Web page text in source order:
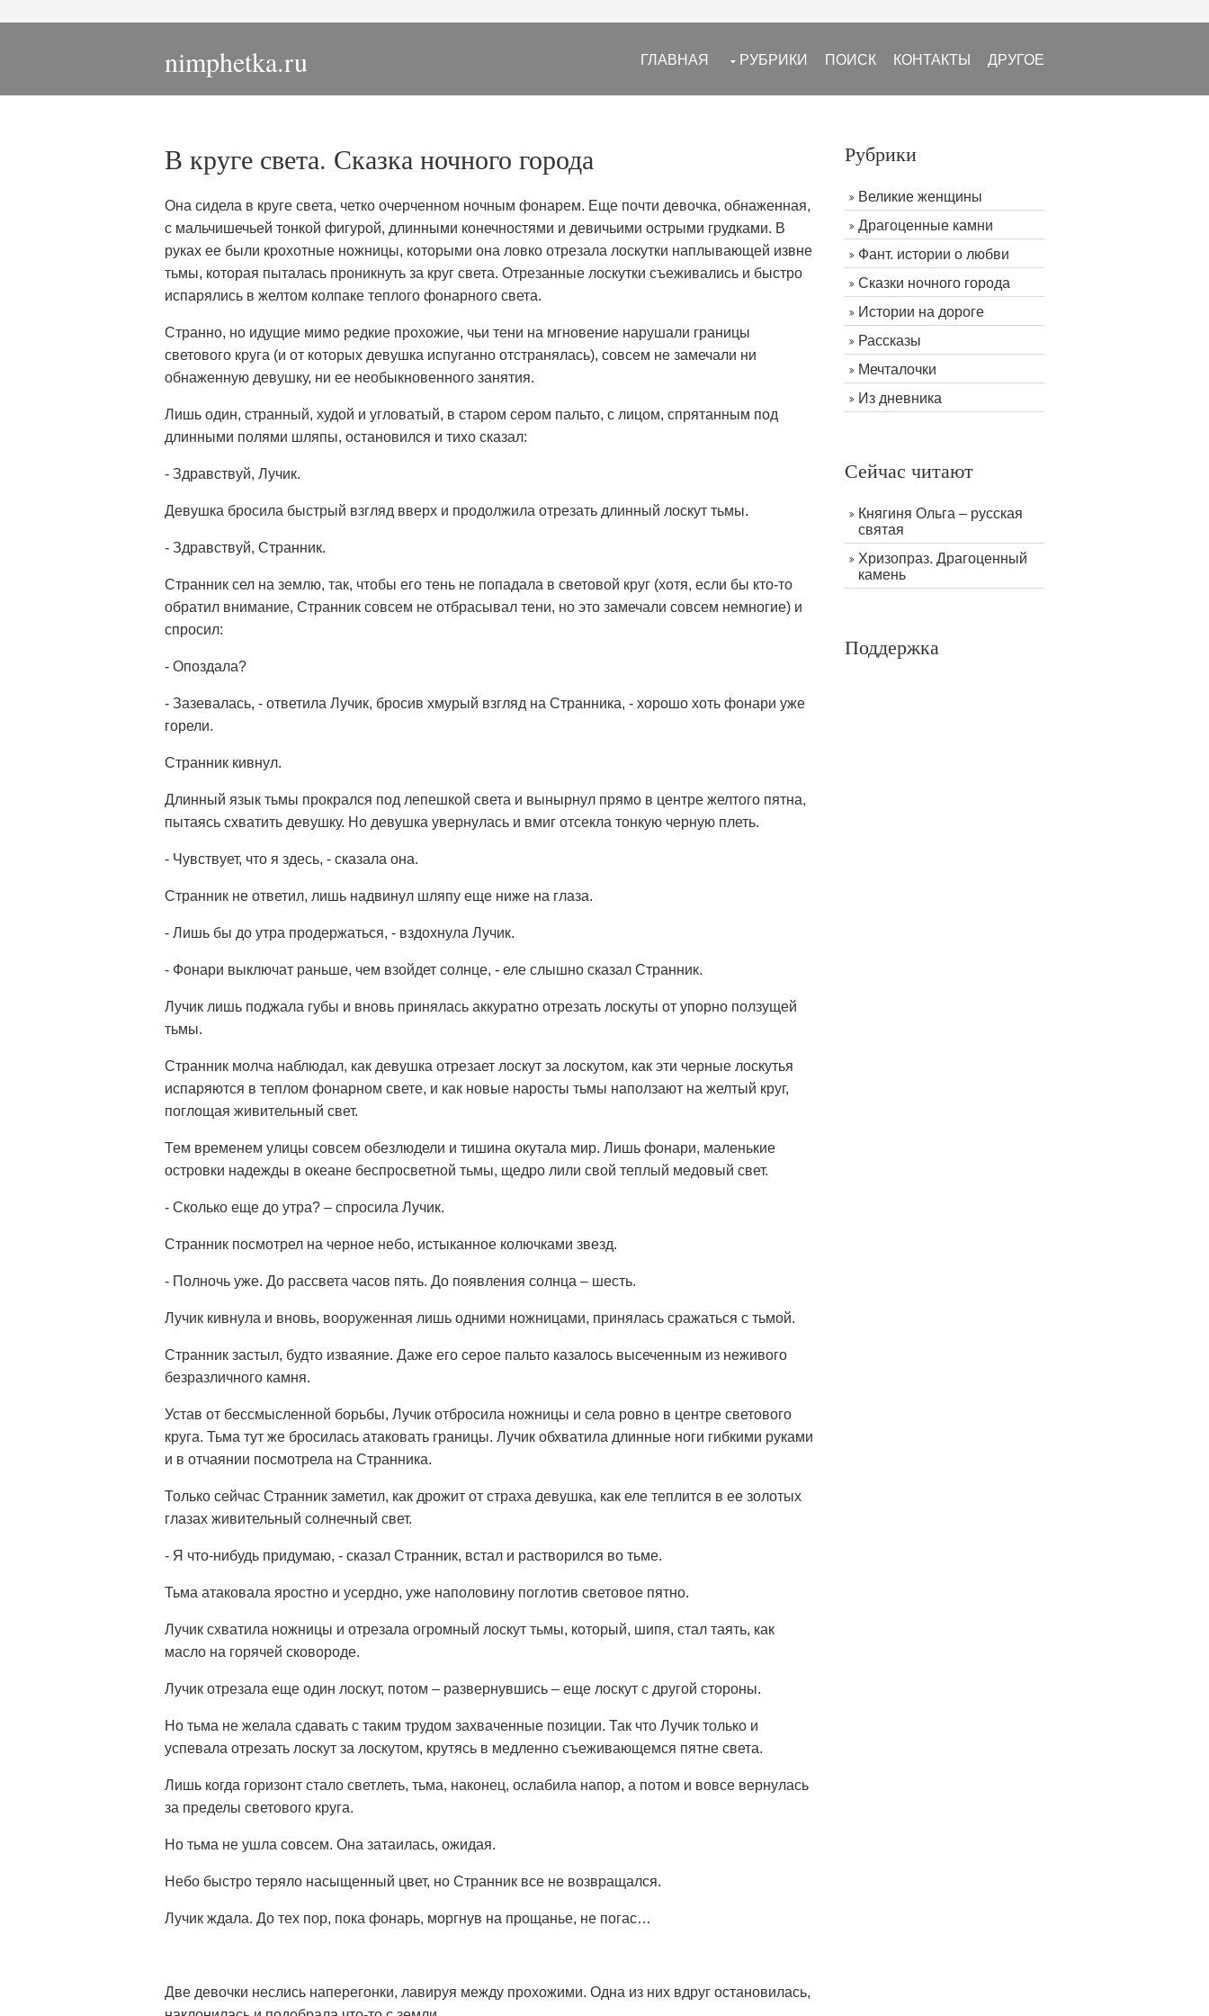
nimphetka.ru ГЛАВНАЯ РУБРИКИ ПОИСК КОНТАКТЫ ДРУГОЕ
В круге света. Сказка ночного города
Она сидела в круге света, четко очерченном ночным фонарем. Еще почти девочка, обнаженная,
с мальчишечьей тонкой фигурой, длинными конечностями и девичьими острыми грудками. В
руках ее были крохотные ножницы, которыми она ловко отрезала лоскутки наплывающей извне
тьмы, которая пыталась проникнуть за круг света. Отрезанные лоскутки съеживались и быстро
испарялись в желтом колпаке теплого фонарного света.
Странно, но идущие мимо редкие прохожие, чьи тени на мгновение нарушали границы
светового круга (и от которых девушка испуганно отстранялась), совсем не замечали ни
обнаженную девушку, ни ее необыкновенного занятия.
Лишь один, странный, худой и угловатый, в старом сером пальто, с лицом, спрятанным под
длинными полями шляпы, остановился и тихо сказал:
- Здравствуй, Лучик.
Девушка бросила быстрый взгляд вверх и продолжила отрезать длинный лоскут тьмы.
- Здравствуй, Странник.
Странник сел на землю, так, чтобы его тень не попадала в световой круг (хотя, если бы кто-то
обратил внимание, Странник совсем не отбрасывал тени, но это замечали совсем немногие) и
спросил:
- Опоздала?
- Зазевалась, - ответила Лучик, бросив хмурый взгляд на Странника, - хорошо хоть фонари уже
горели.
Странник кивнул.
Длинный язык тьмы прокрался под лепешкой света и вынырнул прямо в центре желтого пятна,
пытаясь схватить девушку. Но девушка увернулась и вмиг отсекла тонкую черную плеть.
- Чувствует, что я здесь, - сказала она.
Странник не ответил, лишь надвинул шляпу еще ниже на глаза.
- Лишь бы до утра продержаться, - вздохнула Лучик.
- Фонари выключат раньше, чем взойдет солнце, - еле слышно сказал Странник.
Лучик лишь поджала губы и вновь принялась аккуратно отрезать лоскуты от упорно ползущей
тьмы.
Странник молча наблюдал, как девушка отрезает лоскут за лоскутом, как эти черные лоскутья
испаряются в теплом фонарном свете, и как новые наросты тьмы наползают на желтый круг,
поглощая живительный свет.
Тем временем улицы совсем обезлюдели и тишина окутала мир. Лишь фонари, маленькие
островки надежды в океане беспросветной тьмы, щедро лили свой теплый медовый свет.
- Сколько еще до утра? – спросила Лучик.
Странник посмотрел на черное небо, истыканное колючками звезд.
- Полночь уже. До рассвета часов пять. До появления солнца – шесть.
Лучик кивнула и вновь, вооруженная лишь одними ножницами, принялась сражаться с тьмой.
Странник застыл, будто изваяние. Даже его серое пальто казалось высеченным из неживого
безразличного камня.
Устав от бессмысленной борьбы, Лучик отбросила ножницы и села ровно в центре светового
круга. Тьма тут же бросилась атаковать границы. Лучик обхватила длинные ноги гибкими руками
и в отчаянии посмотрела на Странника.
Только сейчас Странник заметил, как дрожит от страха девушка, как еле теплится в ее золотых
глазах живительный солнечный свет.
- Я что-нибудь придумаю, - сказал Странник, встал и растворился во тьме.
Тьма атаковала яростно и усердно, уже наполовину поглотив световое пятно.
Лучик схватила ножницы и отрезала огромный лоскут тьмы, который, шипя, стал таять, как
масло на горячей сковороде.
Лучик отрезала еще один лоскут, потом – развернувшись – еще лоскут с другой стороны.
Но тьма не желала сдавать с таким трудом захваченные позиции. Так что Лучик только и
успевала отрезать лоскут за лоскутом, крутясь в медленно съеживающемся пятне света.
Лишь когда горизонт стало светлеть, тьма, наконец, ослабила напор, а потом и вовсе вернулась
за пределы светового круга.
Но тьма не ушла совсем. Она затаилась, ожидая.
Небо быстро теряло насыщенный цвет, но Странник все не возвращался.
Лучик ждала. До тех пор, пока фонарь, моргнув на прощанье, не погас…
Две девочки неслись наперегонки, лавируя между прохожими. Одна из них вдруг остановилась,
Рубрики
Великие женщины
Драгоценные камни
Фант. истории о любви
Сказки ночного города
Истории на дороге
Рассказы
Мечталочки
Из дневника
Сейчас читают
Княгиня Ольга – русская
святая
Хризопраз. Драгоценный
камень
Поддержка